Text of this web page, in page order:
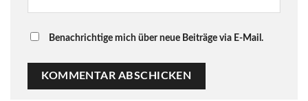
Benachrichtige mich über neue Beiträge via E-Mail.